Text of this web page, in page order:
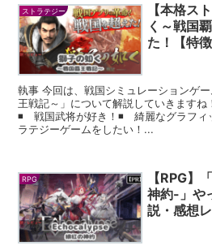
ストラテジー
【本格ス
く～戦国
た！【特
執事 今回は、戦国シミュレーションゲ
王戦記～」について解説していきますね
◾️ 戦国武将が好き！◾️ 綺麗なグラフィ
ラテジーゲームをしたい！...
RPG
【RPG
神約-」や
説・感想レ